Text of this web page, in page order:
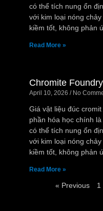
có thể tích nung ổn
với kim loại nóng
kiềm tốt, không phản
Read More »
Chromite
April 10, 2026 No
Giá vật liệu đúc
phần hóa học chính
có thể tích nung ổn
với kim loại nóng
kiềm tốt, không phản
Read More »
« Previous 1